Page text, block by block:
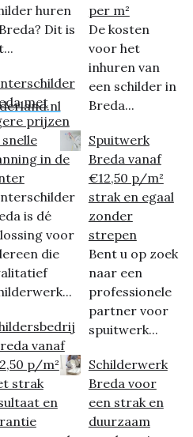
huren
Dit is
met
prijzen
snelle
in de
is dé
voor
die
vanaf
p/m²
strak
en
per m²
De kosten
voor het
inhuren van
een schilder in
Breda...
Spuitwerk
Breda vanaf
€12,50 p/m²
strak en egaal
zonder
strepen
Bent u op zoek
naar een
professionele
partner voor
spuitwerk...
Schilderwerk
Breda voor
een strak en
duurzaam